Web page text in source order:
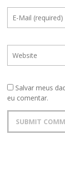
Salvar meus
eu comentar.